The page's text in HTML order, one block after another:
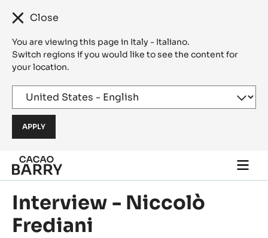
Close
You are viewing this page in Italy - Italiano.
Switch regions if you would like to see the content for
your location.
Skip to main content
main
Interview - Niccolò
Frediani